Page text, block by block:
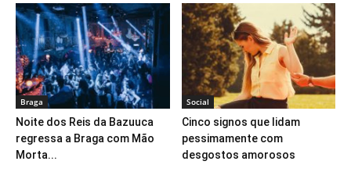
Braga
Noite dos Reis da Bazuuca
regressa a Braga com Mão
Morta...
Social
Cinco signos que lidam
pessimamente com
desgostos amorosos